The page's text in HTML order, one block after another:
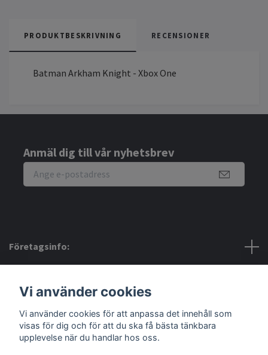
PRODUKTBESKRIVNING RECENSIONER
Batman Arkham Knight - Xbox One
Anmäl dig till vår nyhetsbrev
Företagsinfo:
Sociala medier
Vi använder cookies
Vi använder cookies för att anpassa det innehåll som
visas för dig och för att du ska få bästa tänkbara
upplevelse när du handlar hos oss.